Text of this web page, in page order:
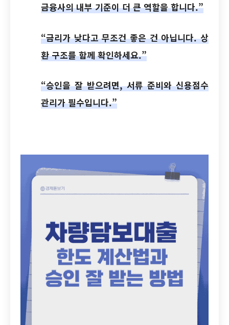
금융사의 내부 기준이 더 큰 역할을 합니다.”
“금리가 낮다고 무조건 좋은 건 아닙니다. 상
환 구조를 함께 확인하세요.”
“승인을 잘 받으려면, 서류 준비와 신용점수
관리가 필수입니다.”